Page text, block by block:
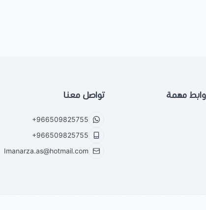
مهمة تواصل معنا
+966509825755
+966509825755
Imanarza.as@hotmail.com